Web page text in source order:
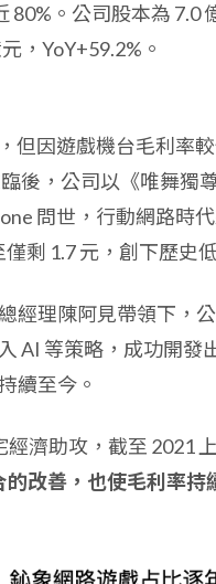
80%。公司股本為 7.0
，YoY+59.2%。
但因遊戲機台毛利率
後，公司以《唯舞
問世，行動網路時
剩 1.7 元，創下歷史
經理陳阿見帶領下，
AI 等策略，成功開
續至今。
濟助攻，截至 2021
的改善，也使毛利率持